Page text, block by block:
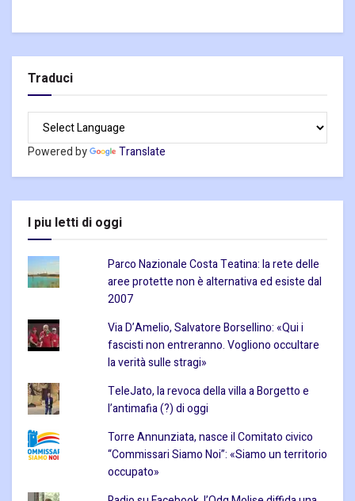
Traduci
Powered by Translate
I piu letti di oggi
Parco Nazionale Costa Teatina: la rete delle
aree protette non è alternativa ed esiste dal
2007
Via D’Amelio, Salvatore Borsellino: «Qui i
fascisti non entreranno. Vogliono occultare
la verità sulle stragi»
TeleJato, la revoca della villa a Borgetto e
l’antimafia (?) di oggi
Torre Annunziata, nasce il Comitato civico
“Commissari Siamo Noi”: «Siamo un territorio
occupato»